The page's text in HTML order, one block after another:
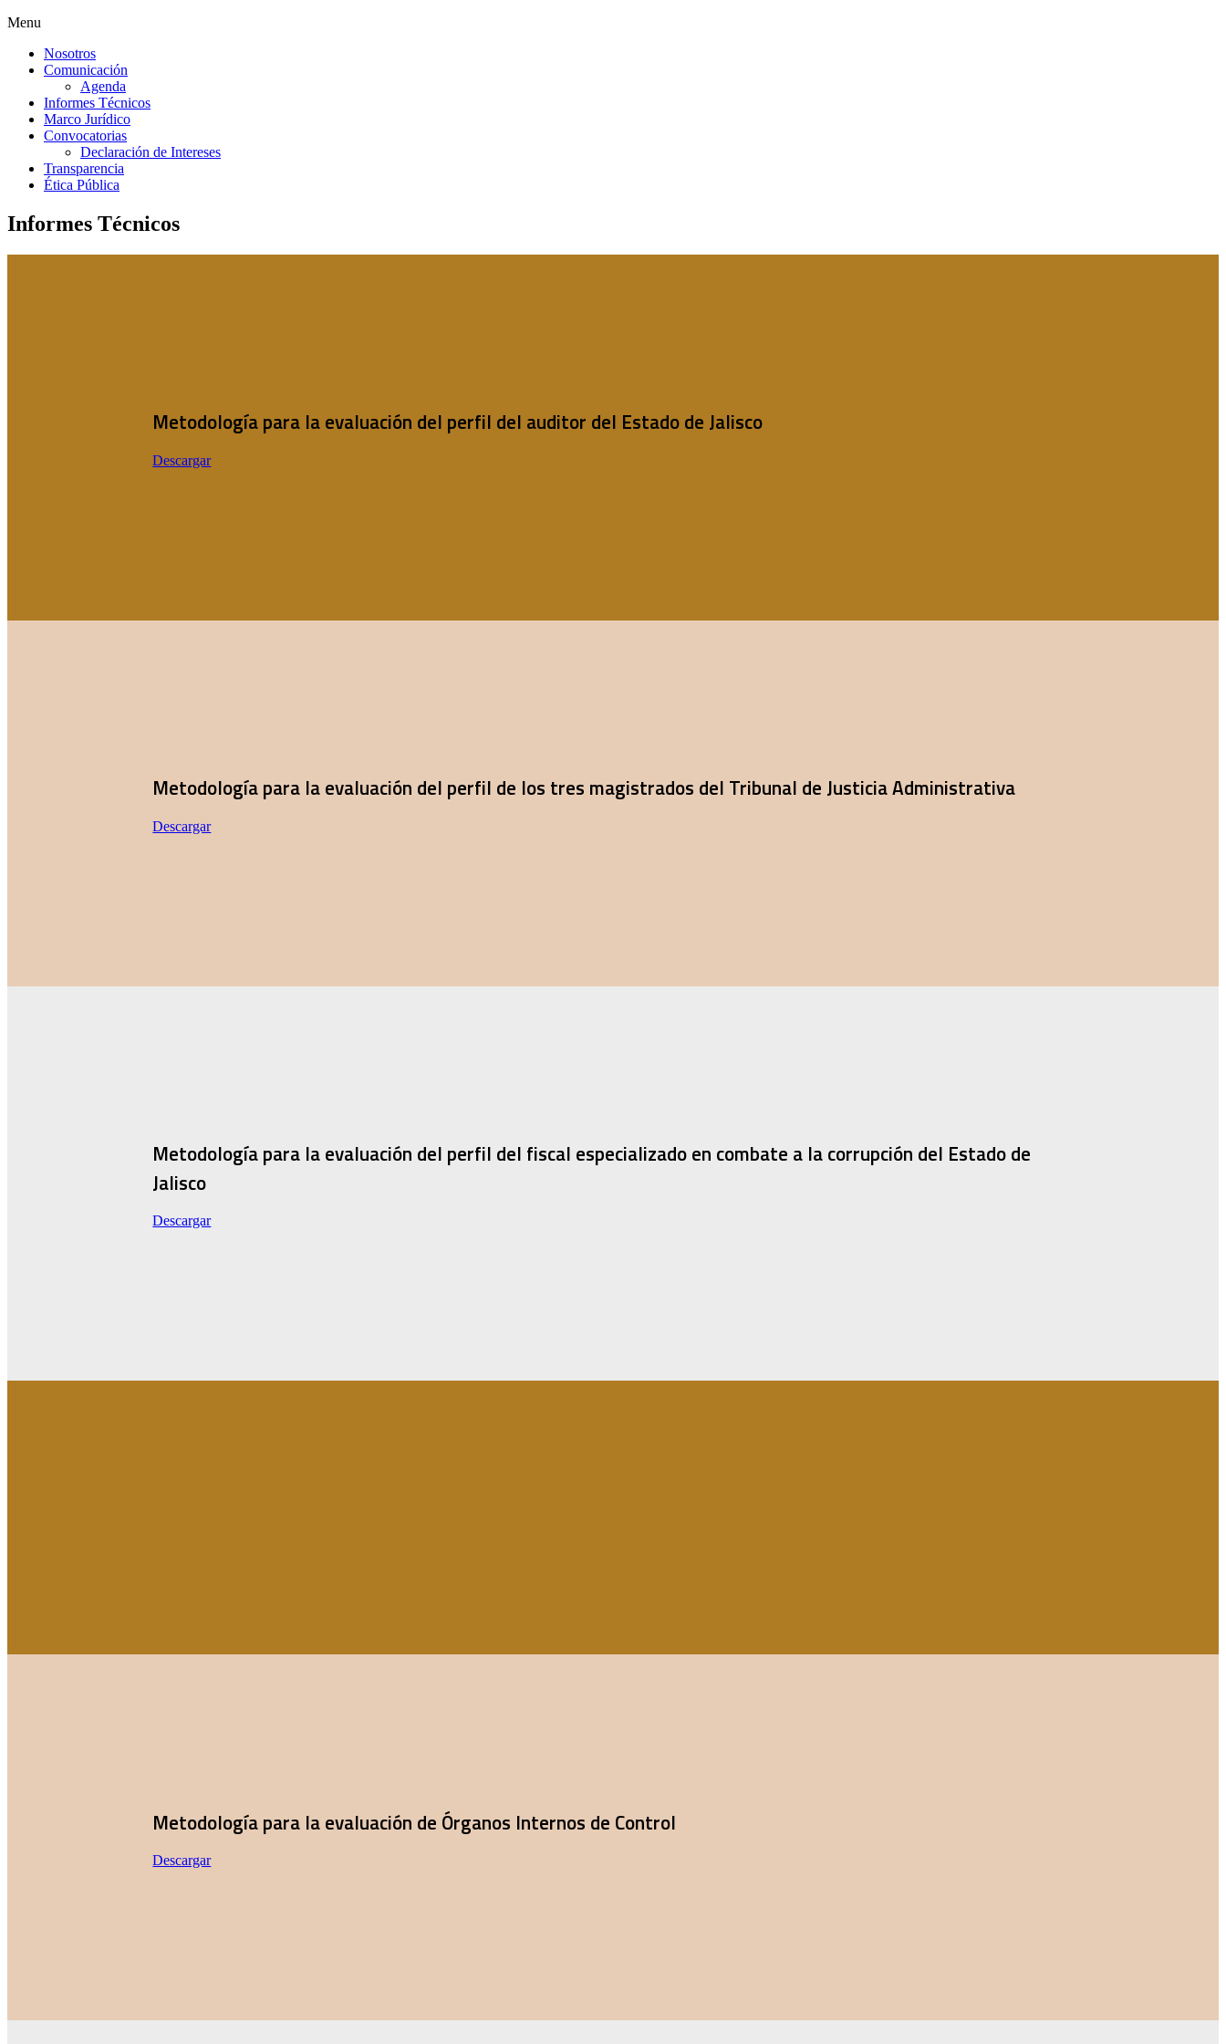
Menu
Nosotros
Comunicación
Agenda
Informes Técnicos
Marco Jurídico
Convocatorias
Declaración de Intereses
Transparencia
Ética Pública
Informes Técnicos
Metodología para la evaluación del perfil del auditor del Estado de Jalisco
Descargar
Metodología para la evaluación del perfil de los tres magistrados del Tribunal de Justicia Administrativa
Descargar
Metodología para la evaluación del perfil del fiscal especializado en combate a la corrupción del Estado de
Jalisco
Descargar
Metodología para la evaluación de Órganos Internos de Control
Descargar